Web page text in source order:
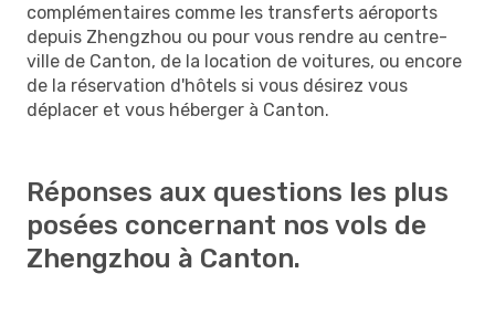
complémentaires comme les transferts aéroports
depuis Zhengzhou ou pour vous rendre au centre-
ville de Canton, de la location de voitures, ou encore
de la réservation d'hôtels si vous désirez vous
déplacer et vous héberger à Canton.
Réponses aux questions les plus
posées concernant nos vols de
Zhengzhou à Canton.